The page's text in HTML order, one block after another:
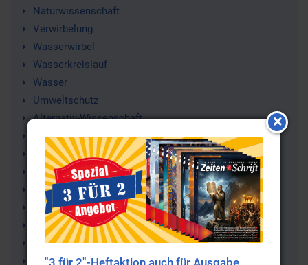
Naturwissenschaft
Verwirbelung
Wasserwirbel
Wasserkreislauf
Wasser
Umweltschutz
Alternativ-Wissenschaft
Ökologie
Hexagonales Wasser
Natur
Levitation
Wissenschaft
Implosion (Sog)
Gesundheit
Lebenselixier